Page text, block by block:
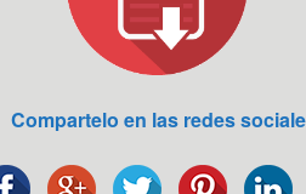
Compartelo en las redes